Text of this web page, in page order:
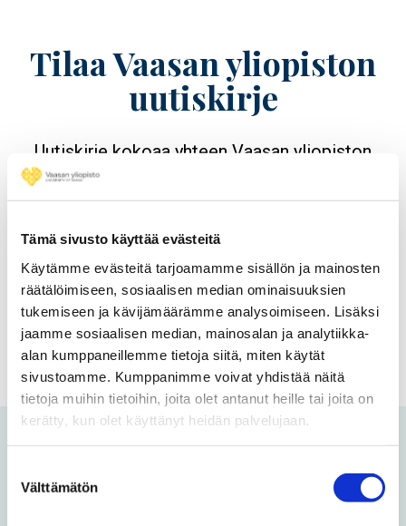
Tämä sivusto käyttää evästeitä
Käytämme evästeitä tarjoamamme sisällön ja mainosten
räätälöimiseen, sosiaalisen median ominaisuuksien
tukemiseen ja kävijämäärämme analysoimiseen. Lisäksi
jaamme sosiaalisen median, mainosalan ja analytiikka-
alan kumppaneillemme tietoja siitä, miten käytät
sivustoamme. Kumppanimme voivat yhdistää näitä
tietoja muihin tietoihin, joita olet antanut heille tai joita on
kerätty, kun olet käyttänyt heidän palvelujaan.
valinta
Välttämätön
Tilaa Vaasan yliopiston
uutiskirje
Uutiskirje kokoaa yhteen Vaasan yliopiston
ajankohtaiset uutiset tutkimuksen tuloksista,
koulutuksesta sekä yhteistyöstä ja
kanssamme kehityksen eturintamassa.
Tilaa uutiskirje
näistä